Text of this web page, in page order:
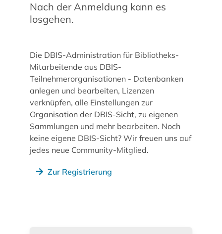
Nach der Anmeldung kann es
losgehen.
Die DBIS-Administration für Bibliotheks-
Mitarbeitende aus DBIS-
Teilnehmerorganisationen - Datenbanken
anlegen und bearbeiten, Lizenzen
verknüpfen, alle Einstellungen zur
Organisation der DBIS-Sicht, zu eigenen
Sammlungen und mehr bearbeiten. Noch
keine eigene DBIS-Sicht? Wir freuen uns auf
jedes neue Community-Mitglied.
Zur Registrierung